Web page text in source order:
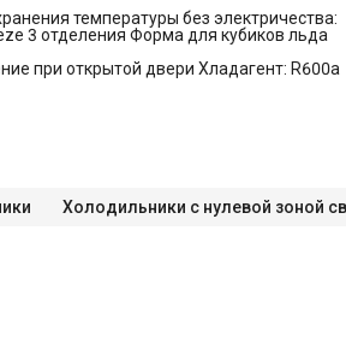
температуры без электричества:
3 отделения Форма для кубиков льда
при открытой двери Хладагент: R600a